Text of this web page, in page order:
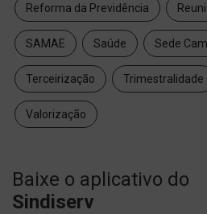
Reforma da Previdência
SAMAE Saúde Sede
Terceirização Trimestralidade
Valorização
Baixe o aplicativo do
Sindiserv